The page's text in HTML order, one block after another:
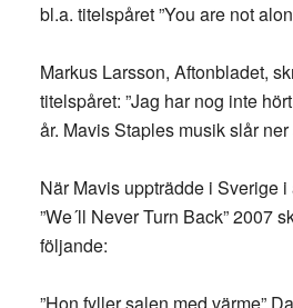
bl.a. titelspåret ”You are not
Markus Larsson, Aftonbladet,
titelspåret: ”Jag har nog inte
år. Mavis Staples musik slår ner
När Mavis uppträdde i Sverige
”We´ll Never Turn Back” 2007
följande: